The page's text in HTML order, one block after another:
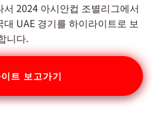
2024 아시안컵 조별리그에서
UAE 경기를 하이라이트로 보
니다.
트 보고가기